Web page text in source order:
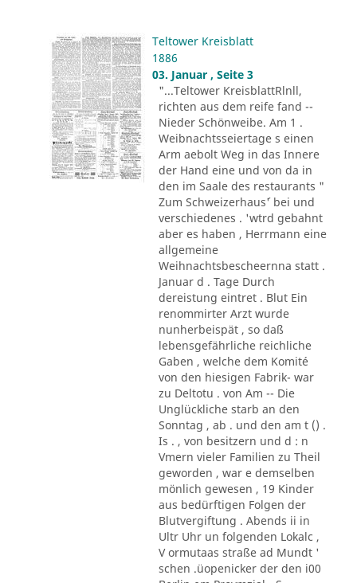
Teltower Kreisblatt
1886
03. Januar , Seite 3
"...Teltower KreisblattRlnll,
richten aus dem reife fand --
Nieder Schönweibe. Am 1 .
Weibnachtsseiertage s einen
Arm aebolt Weg in das Innere
der Hand eine und von da in
den im Saale des restaurants "
Zum Schweizerhaus´' bei und
verschiedenes . 'wtrd gebahnt
aber es haben , Herrmann eine
allgemeine
Weihnachtsbescheernna statt .
Januar d . Tage Durch
dereistung eintret . Blut Ein
renommirter Arzt wurde
nunherbeispät , so daß
lebensgefährliche reichliche
Gaben , welche dem Komité
von den hiesigen Fabrik- war
zu Deltotu . von Am -- Die
Unglückliche starb an den
Sonntag , ab . und den am t () .
Is . , von besitzern und d : n
Vmern vieler Familien zu Theil
geworden , war e demselben
mönlich gewesen , 19 Kinder
aus bedürftigen Folgen der
Blutvergiftung . Abends ii in
Ultr Uhr un folgenden Lokalc ,
V ormutaas straße ad Mundt '
schen .üopenicker der den i00